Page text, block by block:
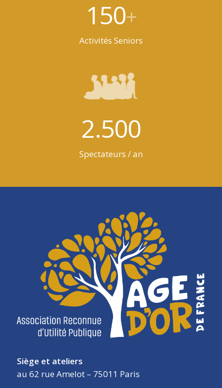
150+
Activités Seniors
2.500
Spectateurs / an
Siège et ateliers
au 62 rue Amelot – 75011 Paris